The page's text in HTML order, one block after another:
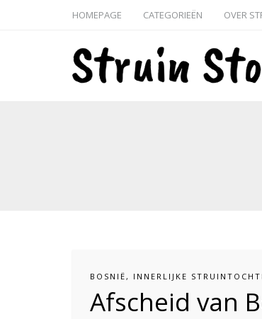
HOMEPAGE CATEGORIEËN OVER
BOSNIË, INNERLIJKE
Afscheid van